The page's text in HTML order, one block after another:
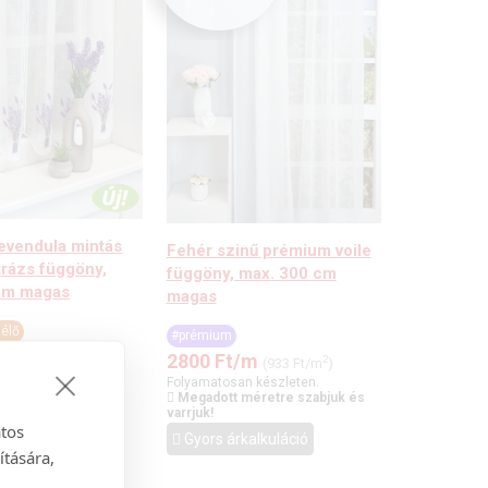
mintás
függöny,
magas
készleten.
méretre szabjuk és
Fehér szinű prémium voile
függöny, max. 300 cm
magas
#prémium
2800 Ft/m (933 Ft/m2 )
Folyamatosan készleten.
Megadott méretre szabjuk és
varrjuk!
Gyors árkalkuláció